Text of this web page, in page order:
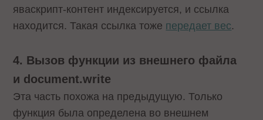
яваскрипт-контент индексируется, и ссылка
находится. Такая ссылка тоже передает вес.
4. Вызов функции из внешнего файла
и document.write
Эта часть похожа на предыдущую. Только
функция была определена во внешнем